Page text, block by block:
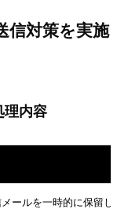
信対策を実施
理内容
ールを一時的に保留